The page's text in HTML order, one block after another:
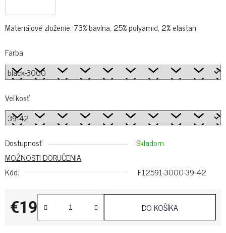
Materiálové zloženie: 73% bavlna, 25% polyamid, 2% elastan
Farba
Veľkosť
Dostupnosť
Skladom
MOŽNOSTI DORUČENIA
Kód:
F12591-3000-39-42
€19
Jednotková cena:
DO KOŠÍKA